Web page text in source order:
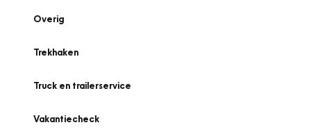
Overig
Trekhaken
Truck en trailerservice
Vakantiecheck